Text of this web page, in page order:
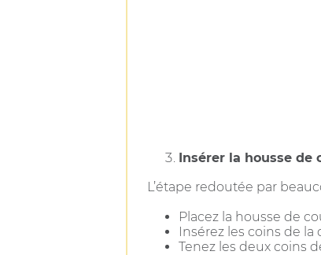
Insérer la housse de
L’étape redoutée par
Placez la housse de
Insérez les coins de la
Tenez les deux coins